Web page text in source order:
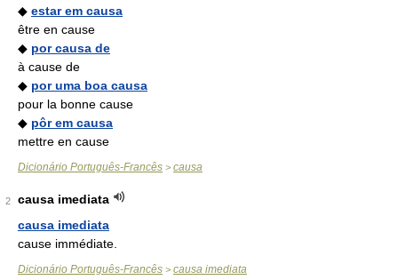
◆ estar em causa
être en cause
◆ por causa de
à cause de
◆ por uma boa causa
pour la bonne cause
◆ pôr em causa
mettre en cause
Dicionário Português-Francês > causa
2
causa imediata
causa imediata
cause immédiate.
Dicionário Português-Francês > causa imediata